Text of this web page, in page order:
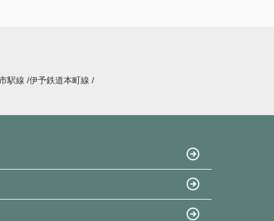
駅線 伊予鉄道本町線